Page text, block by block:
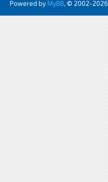
Powered by MyBB, © 2002-2026